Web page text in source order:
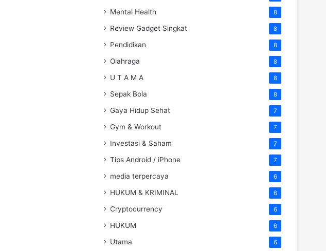
Mental Health 8
Review Gadget Singkat 8
Pendidikan 8
Olahraga 8
U T A M A 8
Sepak Bola 8
Gaya Hidup Sehat 7
Gym & Workout 7
Investasi & Saham 7
Tips Android / iPhone 7
media terpercaya 6
HUKUM & KRIMINAL 6
Cryptocurrency 6
HUKUM 6
Utama 6